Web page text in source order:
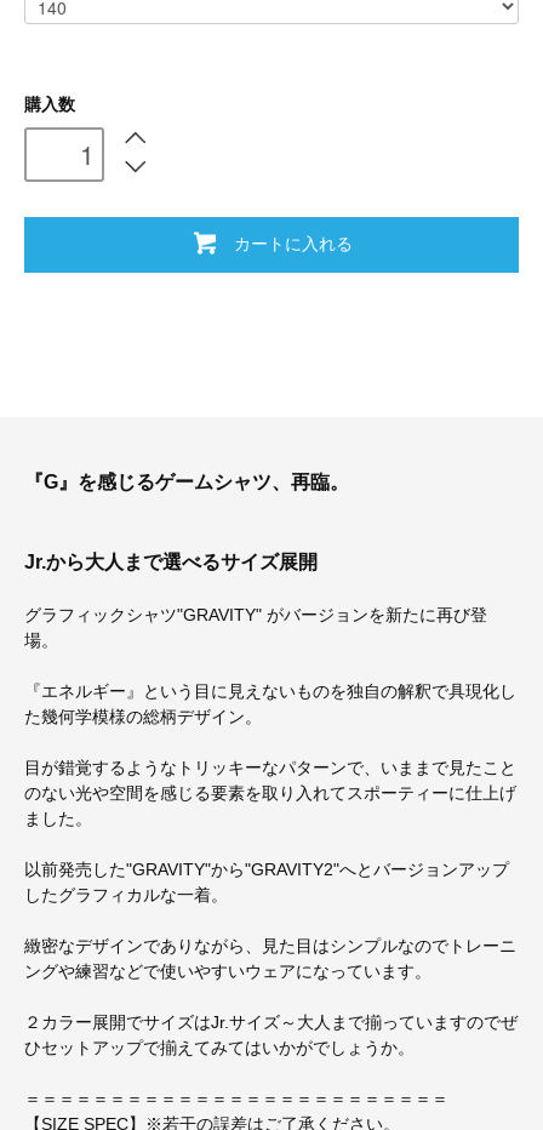
購入数
カートに入れる
『G』を感じるゲームシャツ、再臨。
Jr.から大人まで選べるサイズ展開
グラフィックシャツ"GRAVITY" がバージョンを新たに再び登
場。
『エネルギー』という目に見えないものを独自の解釈で具現化し
た幾何学模様の総柄デザイン。
目が錯覚するようなトリッキーなパターンで、いままで見たこと
のない光や空間を感じる要素を取り入れてスポーティーに仕上げ
ました。
以前発売した"GRAVITY"から"GRAVITY2"へとバージョンアップ
したグラフィカルな一着。
緻密なデザインでありながら、見た目はシンプルなのでトレーニ
ングや練習などで使いやすいウェアになっています。
２カラー展開でサイズはJr.サイズ～大人まで揃っていますのでぜ
ひセットアップで揃えてみてはいかがでしょうか。
＝＝＝＝＝＝＝＝＝＝＝＝＝＝＝＝＝＝＝＝＝＝＝＝＝
【SIZE SPEC】※若干の誤差はご了承ください。